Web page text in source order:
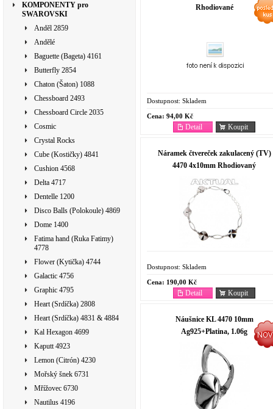
KOMPONENTY pro
SWAROVSKI
Anděl 2859
Andělé
Baguette (Bageta) 4161
Butterfly 2854
Chaton (Šaton) 1088
Chessboard 2493
Chessboard Circle 2035
Cosmic
Crystal Rocks
Cube (Kostičky) 4841
Cushion 4568
Delta 4717
Dentelle 1200
Disco Balls (Polokoule) 4869
Dome 1400
Fatima hand (Ruka Fatimy)
4778
Flower (Kytička) 4744
Galactic 4756
Graphic 4795
Heart (Srdíčka) 2808
Heart (Srdíčka) 4831 & 4884
Kal Hexagon 4699
Kaputt 4923
Lemon (Citrón) 4230
Mořský šnek 6731
Mřížovec 6730
Nautilus 4196
Rhodiované
Dostupnost: Skladem
Cena: 94,00 Kč
Koupit
Detail
Náramek čtvereček zakulacený (TV)
4470 4x10mm Rhodiovaný
Dostupnost: Skladem
Cena: 190,00 Kč
Koupit
Detail
Náušnice KL 4470 10mm
Ag925+Platina, 1.06g